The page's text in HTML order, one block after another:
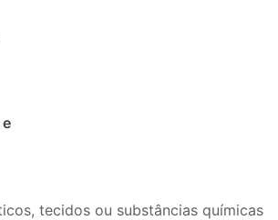
tecidos ou substâncias químicas